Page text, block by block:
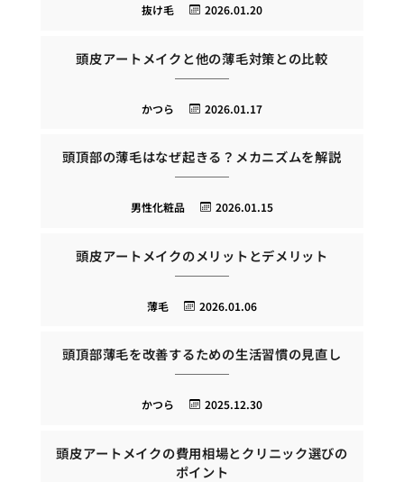
2026.01.20
抜け毛
頭皮アートメイクと他の薄毛対策との比較
2026.01.17
かつら
頭頂部の薄毛はなぜ起きる？メカニズムを解説
2026.01.15
男性化粧品
頭皮アートメイクのメリットとデメリット
2026.01.06
薄毛
頭頂部薄毛を改善するための生活習慣の見直し
2025.12.30
かつら
頭皮アートメイクの費用相場とクリニック選びの
ポイント